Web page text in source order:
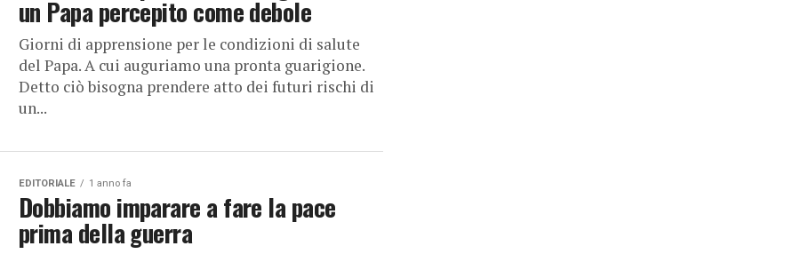
un Papa percepito come debole
Giorni di apprensione per le condizioni di salute
del Papa. A cui auguriamo una pronta guarigione.
Detto ciò bisogna prendere atto dei futuri rischi di
un...
EDITORIALE 1 anno fa
Dobbiamo imparare a fare la pace
prima della guerra